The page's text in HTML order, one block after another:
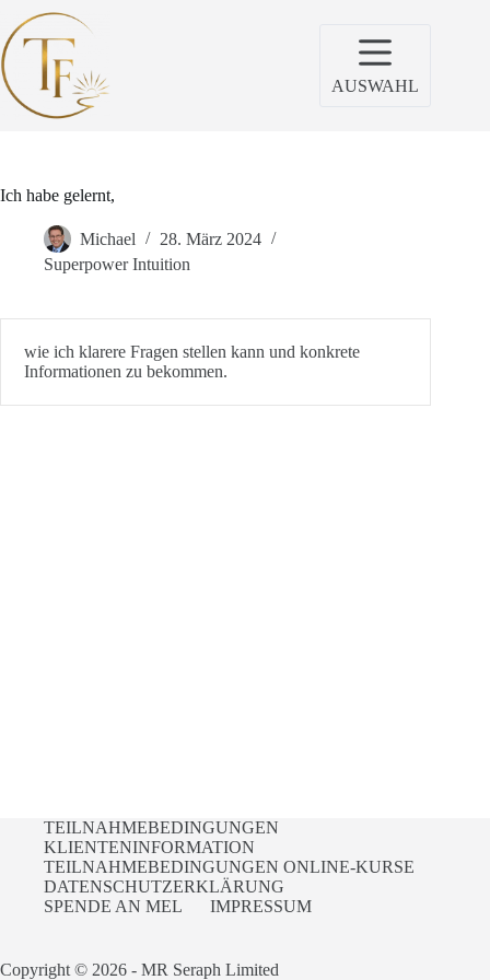
Inhalt
springen
AUSWAHL
Ich habe gelernt,
Michael
28. März 2024
Superpower Intuition
wie ich klarere Fragen stellen kann und konkrete
Informationen zu bekommen.
TEILNAHMEBEDINGUNGEN
KLIENTENINFORMATION
TEILNAHMEBEDINGUNGEN ONLINE-KURSE
DATENSCHUTZERKLÄRUNG
SPENDE AN MEL
IMPRESSUM
Copyright © 2026 - MR Seraph Limited